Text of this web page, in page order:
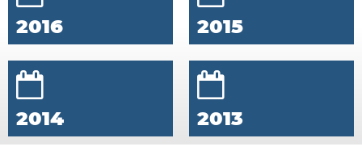
2016 2015
2014 2013